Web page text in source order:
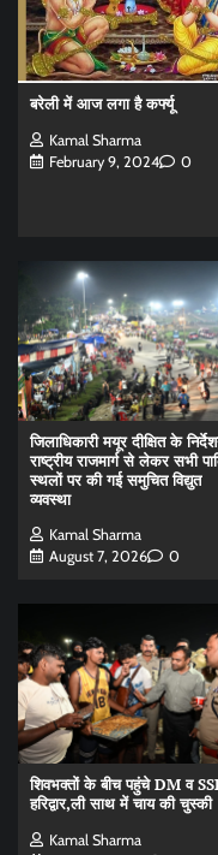
बरेली में आज लगा है कर्फ्यू
Kamal Sharma
February 9, 2024
0
जिलाधिकारी मयूर दीक्षित के
राष्ट्रीय राजमार्ग से लेकर सभी
स्थलों पर की गई समुचित विद्युत
व्यवस्था
Kamal Sharma
August 7, 2026
0
शिवभक्तों के बीच पहुंचे DM व
हरिद्वार,ली साथ में चाय की चुस्की
Kamal Sharma